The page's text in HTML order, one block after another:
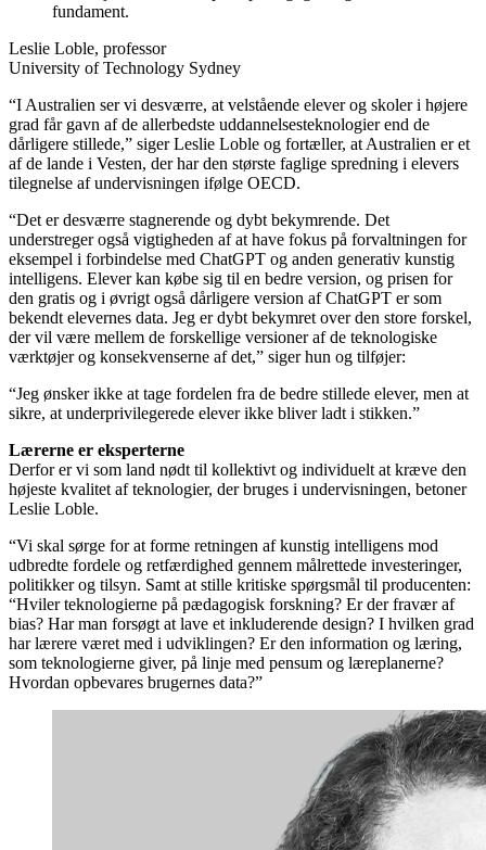
fundament.
Leslie Loble, professor
University of Technology Sydney
“I Australien ser vi desværre, at velstående elever og skoler i højere
grad får gavn af de allerbedste uddannelsesteknologier end de
dårligere stillede,” siger Leslie Loble og fortæller, at Australien er et
af de lande i Vesten, der har den største faglige spredning i elevers
tilegnelse af undervisningen ifølge OECD.
“Det er desværre stagnerende og dybt bekymrende. Det
understreger også vigtigheden af at have fokus på forvaltningen for
eksempel i forbindelse med ChatGPT og anden generativ kunstig
intelligens. Elever kan købe sig til en bedre version, og prisen for
den gratis og i øvrigt også dårligere version af ChatGPT er som
bekendt elevernes data. Jeg er dybt bekymret over den store forskel,
der vil være mellem de forskellige versioner af de teknologiske
værktøjer og konsekvenserne af det,” siger hun og tilføjer:
“Jeg ønsker ikke at tage fordelen fra de bedre stillede elever, men at
sikre, at underprivilegerede elever ikke bliver ladt i stikken.”
Lærerne er eksperterne
Derfor er vi som land nødt til kollektivt og individuelt at kræve den
højeste kvalitet af teknologier, der bruges i undervisningen, betoner
Leslie Loble.
“Vi skal sørge for at forme retningen af ​​kunstig intelligens mod
udbredte fordele og retfærdighed gennem målrettede investeringer,
politikker og tilsyn. Samt at stille kritiske spørgsmål til producenten:
“Hviler teknologierne på pædagogisk forskning? Er der fravær af
bias? Har man forsøgt at lave et inkluderende design? I hvilken grad
har lærere været med i udviklingen? Er den information og læring,
som teknologierne giver, på linje med pensum og læreplanerne?
Hvordan opbevares brugernes data?”